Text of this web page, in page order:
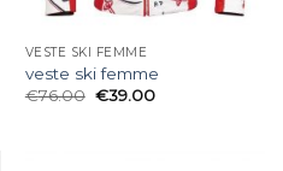
VESTE SKI FEMME
veste ski femme
€76.00 €39.00